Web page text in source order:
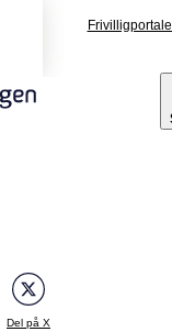
Del på X